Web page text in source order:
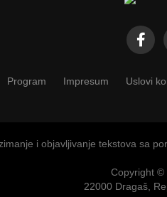
Program Impresum Uslovi
i objavljivanje tekstova sa
Copyright ©
22000 Dragaš,